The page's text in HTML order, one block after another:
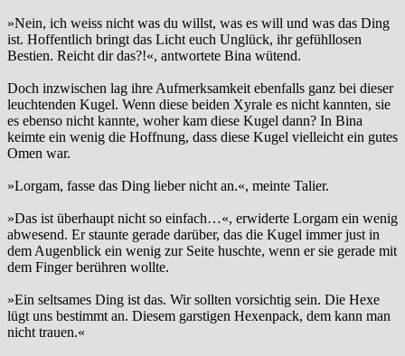
»Nein, ich weiss nicht was du willst, was es will und was das Ding
ist. Hoffentlich bringt das Licht euch Unglück, ihr gefühllosen
Bestien. Reicht dir das?!«, antwortete Bina wütend.
Doch inzwischen lag ihre Aufmerksamkeit ebenfalls ganz bei dieser
leuchtenden Kugel. Wenn diese beiden Xyrale es nicht kannten, sie
es ebenso nicht kannte, woher kam diese Kugel dann? In Bina
keimte ein wenig die Hoffnung, dass diese Kugel vielleicht ein gutes
Omen war.
»Lorgam, fasse das Ding lieber nicht an.«, meinte Talier.
»Das ist überhaupt nicht so einfach…«, erwiderte Lorgam ein wenig
abwesend. Er staunte gerade darüber, das die Kugel immer just in
dem Augenblick ein wenig zur Seite huschte, wenn er sie gerade mit
dem Finger berühren wollte.
»Ein seltsames Ding ist das. Wir sollten vorsichtig sein. Die Hexe
lügt uns bestimmt an. Diesem garstigen Hexenpack, dem kann man
nicht trauen.«